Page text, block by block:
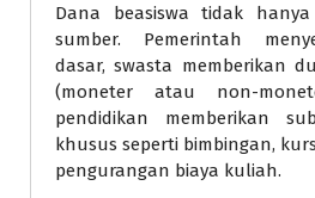
Dana beasiswa tidak
sumber. Pemerintah
dasar, swasta memberikan
(moneter atau non-
pendidikan memberikan
khusus seperti bimbingan,
pengurangan biaya kuliah.